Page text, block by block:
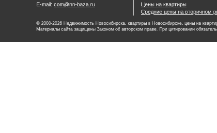
E-mail: com@nn-baza.ru
Цены на квартиры
Средние цены на вторичном
© 2008-2026 Недвижимость Новосибирска, квартиры в Новосибирске, цены на
Материалы сайта защищены Законом об авторском праве. При цитировании